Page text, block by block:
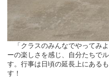
「クラスのみんなでやってみ
ーの楽しさを感じ、自分たちで
す。行事は日頃の延長上にある
す！